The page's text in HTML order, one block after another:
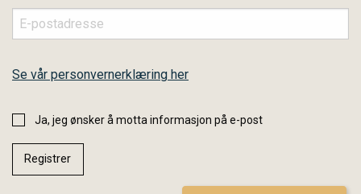
Se vår personvernerklæring her
Ja, jeg ønsker å motta informasjon på e-post